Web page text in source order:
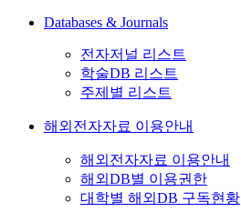
Databases & Journals
전자저널 리스트
학술DB 리스트
주제별 리스트
해외전자자료 이용안내
해외전자자료 이용안내
해외DB별 이용권한
대학별 해외DB 구독현황